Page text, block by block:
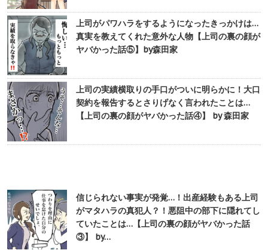
上司がパワハラをするようになったきっかけは…
真実を教えてくれた意外な人物【上司の裏の顔が
ヤバかった話⑤】by森田家
上司の 実績横取りの手口がついに明らかに！大口
契約を報告するとさりげなく言われたことは…
【上司の裏の顔がヤバかった話④】 by 森田家
信じられない事実が発覚…！出産経験もある上司
がマタハラの真犯人？！悪阻中の部下に隠れてし
ていたことは…【上司の裏の顔がヤバかった話
③】 by…